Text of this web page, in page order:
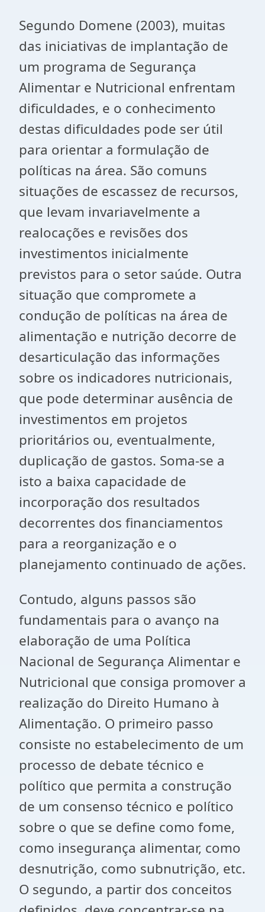
Segundo Domene (2003), muitas
das iniciativas de implantação de
um programa de Segurança
Alimentar e Nutricional enfrentam
dificuldades, e o conhecimento
destas dificuldades pode ser útil
para orientar a formulação de
políticas na área. São comuns
situações de escassez de recursos,
que levam invariavelmente a
realocações e revisões dos
investimentos inicialmente
previstos para o setor saúde. Outra
situação que compromete a
condução de políticas na área de
alimentação e nutrição decorre de
desarticulação das informações
sobre os indicadores nutricionais,
que pode determinar ausência de
investimentos em projetos
prioritários ou, eventualmente,
duplicação de gastos. Soma-se a
isto a baixa capacidade de
incorporação dos resultados
decorrentes dos financiamentos
para a reorganização e o
planejamento continuado de ações.
Contudo, alguns passos são
fundamentais para o avanço na
elaboração de uma Política
Nacional de Segurança Alimentar e
Nutricional que consiga promover a
realização do Direito Humano à
Alimentação. O primeiro passo
consiste no estabelecimento de um
processo de debate técnico e
político que permita a construção
de um consenso técnico e político
sobre o que se define como fome,
como insegurança alimentar, como
desnutrição, como subnutrição, etc.
O segundo, a partir dos conceitos